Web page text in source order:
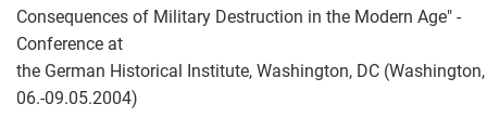
Consequences of Military Destruction in the Modern Age" -
Conference at
the German Historical Institute, Washington, DC (Washington,
06.-09.05.2004)